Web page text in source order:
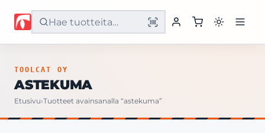
Etusivu
TOOLCAT OY
ASTEKUMA
Etusivu›Tuotteet avainsanalla “astekuma”